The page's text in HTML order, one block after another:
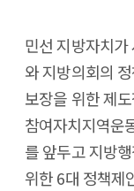
민선 지방자치
와 지방의회의
보장을 위한 제
참여자치지역운
를 앞두고 지방
위한 6대 정책제